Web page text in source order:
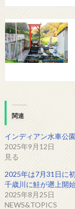
関連
インディアン水車公園
2025年9月12日
見る
2025年は7月31日に初
千歳川に鮭が遡上開始
2025年8月25日
NEWS&TOPICS